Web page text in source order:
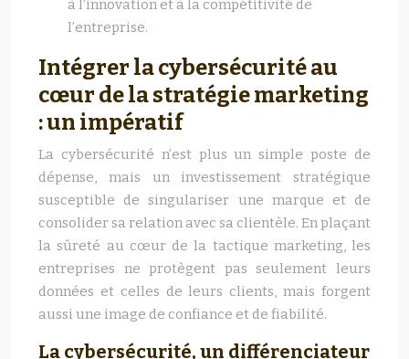
à l’innovation et à la compétitivité de
l’entreprise.
Intégrer la cybersécurité au
cœur de la stratégie marketing
: un impératif
La cybersécurité n’est plus un simple poste de
dépense, mais un investissement stratégique
susceptible de singulariser une marque et de
consolider sa relation avec sa clientèle. En plaçant
la sûreté au cœur de la tactique marketing, les
entreprises ne protègent pas seulement leurs
données et celles de leurs clients, mais forgent
aussi une image de confiance et de fiabilité.
La cybersécurité, un différenciateur